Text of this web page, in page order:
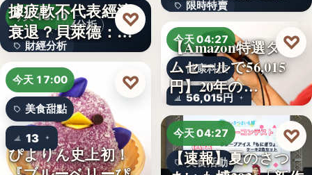
財經分析
今天 18:10
財經分析
文字
據疲軟不代表經濟
衰退？貝萊德：AI
正讓…
♡
今天 17:00
美食甜點
13
ぴよりん史上初！
♡
限時特賣
15,800円
今天 04:27
健康科技
56,015円
【Amazon特選タイ
ムセールで56,015
円】20年の…
♡
今天 04:27
美食活動
【速報】夏のさつ
♡